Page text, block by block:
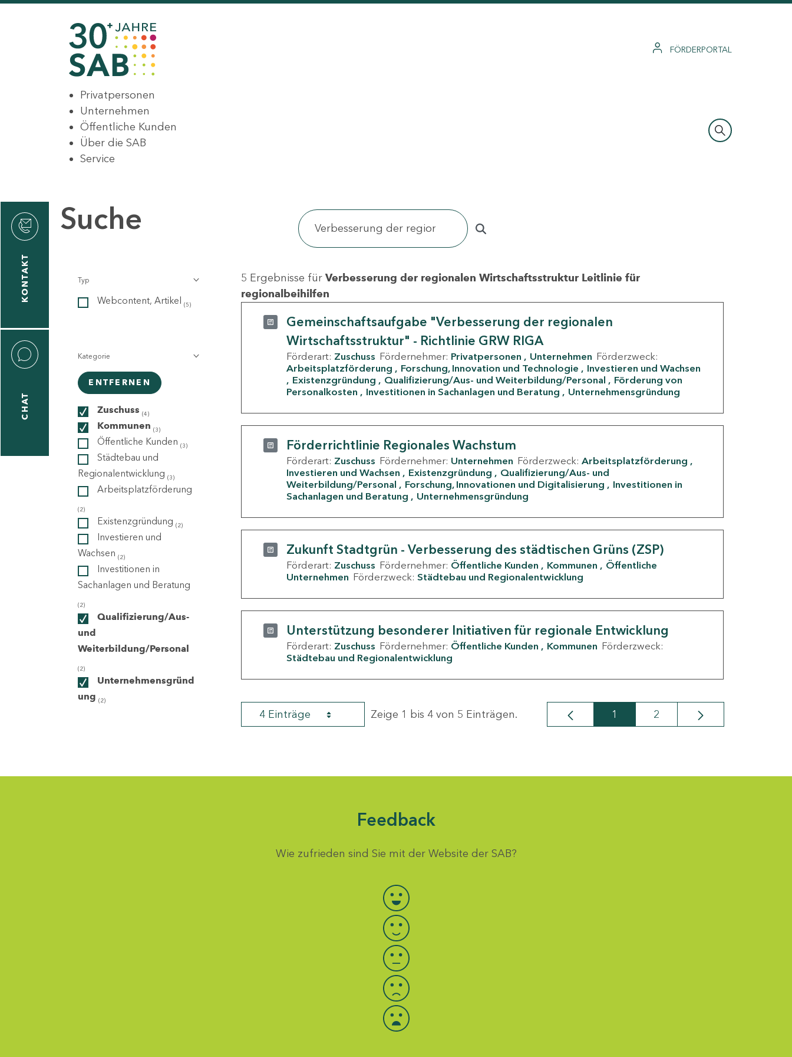
FÖRDERPORTAL
Privatpersonen
Unternehmen
Öffentliche Kunden
Über die SAB
Service
KONTAKT
CHAT
Suche
Typ
Webcontent, Artikel (5)
Kategorie
ENTFERNEN
Zuschuss (4)
Kommunen (3)
Öffentliche Kunden (3)
Städtebau und
Regionalentwicklung (3)
Arbeitsplatzförderung
(2)
Existenzgründung (2)
Investieren und
Wachsen (2)
Investitionen in
Sachanlagen und Beratung
(2)
Qualifizierung/Aus-
und
Weiterbildung/Personal
(2)
Unternehmensgründ
ung (2)
5 Ergebnisse für Verbesserung der regionalen Wirtschaftsstruktur Leitlinie für
regionalbeihilfen
Gemeinschaftsaufgabe "Verbesserung der regionalen
Wirtschaftsstruktur" - Richtlinie GRW RIGA
Förderart: Zuschuss Fördernehmer: Privatpersonen Unternehmen Förderzweck:
Arbeitsplatzförderung
Forschung, Innovation und Technologie
Investieren und Wachsen
Existenzgründung
Qualifizierung/Aus- und Weiterbildung/Personal
Förderung von
Personalkosten
Investitionen in Sachanlagen und Beratung Unternehmensgründung
Förderrichtlinie Regionales Wachstum
Förderart: Zuschuss Fördernehmer: Unternehmen Förderzweck: Arbeitsplatzförderung
Investieren und Wachsen
Existenzgründung
Qualifizierung/Aus- und
Weiterbildung/Personal
Forschung, Innovationen und Digitalisierung
Investitionen in
Sachanlagen und Beratung
Unternehmensgründung
Zukunft Stadtgrün - Verbesserung des städtischen Grüns (ZSP)
Förderart: Zuschuss Fördernehmer: Öffentliche Kunden Kommunen
Öffentliche
Unternehmen Förderzweck: Städtebau und Regionalentwicklung
Unterstützung besonderer Initiativen für regionale Entwicklung
Förderart: Zuschuss Fördernehmer: Öffentliche Kunden Kommunen Förderzweck:
Städtebau und Regionalentwicklung
4 Einträge Zeige 1 bis 4 von 5 Einträgen. Seite
1 Seite
2
Feedback
Wie zufrieden sind Sie mit der Website der SAB?
Bewertung auswählen